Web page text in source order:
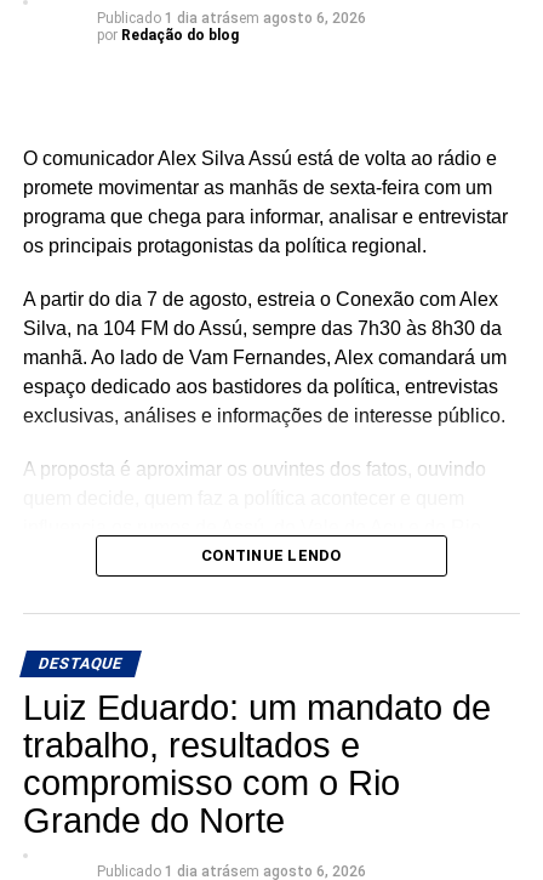
pontua Rafael.
saúde, infraestrutura, educação, esporte e cultura. Ao
longo do mandato, Rafael também levou recursos para
municípios de todas as regiões do Rio Grande do Norte,
consolidando uma atuação parlamentar marcada pela
continuam gerando benefícios para a população.
Publicado 1 dia atrásem agosto 6, 2026
por Redação do blog
O comunicador Alex Silva Assú está de volta ao rádio e
promete movimentar as manhãs de sexta-feira com um
programa que chega para informar, analisar e entrevistar
os principais protagonistas da política regional.
A partir do dia 7 de agosto, estreia o Conexão com Alex
Silva, na 104 FM do Assú, sempre das 7h30 às 8h30 da
manhã. Ao lado de Vam Fernandes, Alex comandará um
espaço dedicado aos bastidores da política, entrevistas
exclusivas, análises e informações de interesse público.
A proposta é aproximar os ouvintes dos fatos, ouvindo
🎙️ O rádio ganha um novo espaço para o debate, a
Conexão com Alex Silva: onde a notícia ganha voz e os
bastidores viram informação.
📅 Estreia: 7 de agosto
📻 104 FM do Assú
🕢 Toda sexta-feira, das 7h30 às 8h30 da manhã.
CONTINUE LENDO
DESTAQUE
Luiz Eduardo: um mandato de
trabalho, resultados e
compromisso com o Rio
Grande do Norte
Publicado 1 dia atrásem agosto 6, 2026